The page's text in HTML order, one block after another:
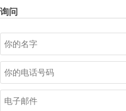
询问